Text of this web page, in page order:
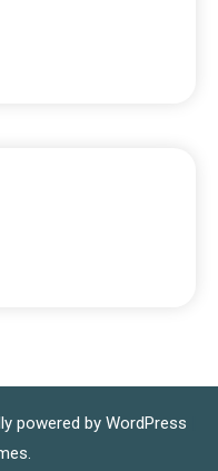
powered by WordPress